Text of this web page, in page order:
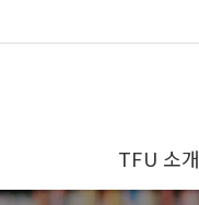
TFU 소개